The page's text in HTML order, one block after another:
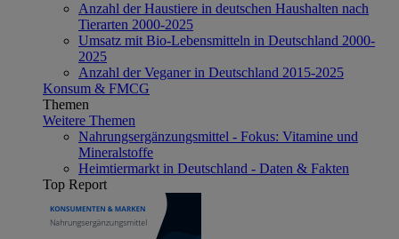
Anzahl der Haustiere in deutschen Haushalten nach
Tierarten 2000-2025
Umsatz mit Bio-Lebensmitteln in Deutschland 2000-
2025
Anzahl der Veganer in Deutschland 2015-2025
Konsum & FMCG
Themen
Weitere Themen
Nahrungsergänzungsmittel - Fokus: Vitamine und
Mineralstoffe
Heimtiermarkt in Deutschland - Daten & Fakten
Top Report